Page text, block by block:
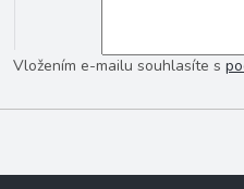
Vložením e-mailu souhlasíte s